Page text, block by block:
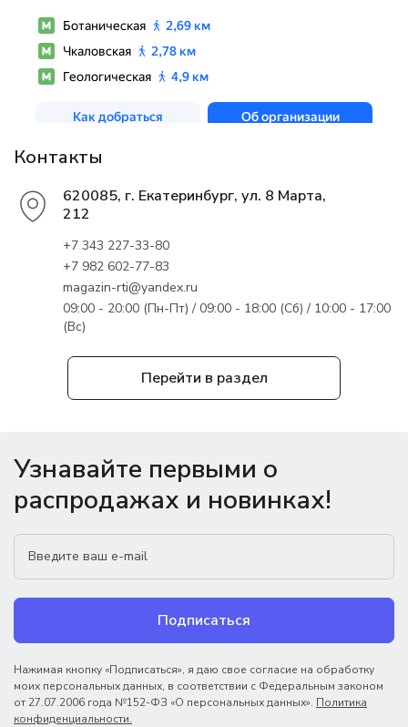
Перейти в раздел
Контакты
620085, г. Екатеринбург, ул. 8 Марта,
212
+7 343 227-33-80
+7 982 602-77-83
magazin-rti@yandex.ru
09:00 - 20:00 (Пн-Пт) / 09:00 - 18:00 (Сб) / 10:00 - 17:00
(Вс)
Узнавайте первыми о
распродажах и новинках!
Подписаться
Нажимая кнопку «Подписаться», я даю свое согласие на обработку
моих персональных данных, в соответствии с Федеральным законом
от 27.07.2006 года №152-ФЗ «О персональных данных». Политика
конфиденциальности.